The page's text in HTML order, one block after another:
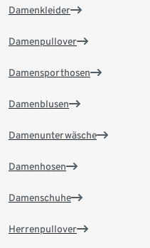
Damenkleider
Damenpullover
Damensporthosen
Damenblusen
Damenunterwäsche
Damenhosen
Damenschuhe
Herrenpullover